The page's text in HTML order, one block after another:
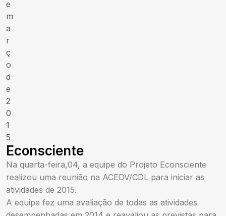
e
m
a
r
ç
o
d
e
2
0
1
5
Econsciente
Na quarta-feira,04, a equipe do Projeto Econsciente
realizou uma reunião na ACEDV/CDL para iniciar as
atividades de 2015.
A equipe fez uma avaliação de todas as atividades